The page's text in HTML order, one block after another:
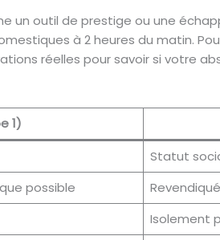
un outil de prestige ou une
à 2 heures du matin.
réelles pour savoir si votre
1)
Statut
possible
Isolement